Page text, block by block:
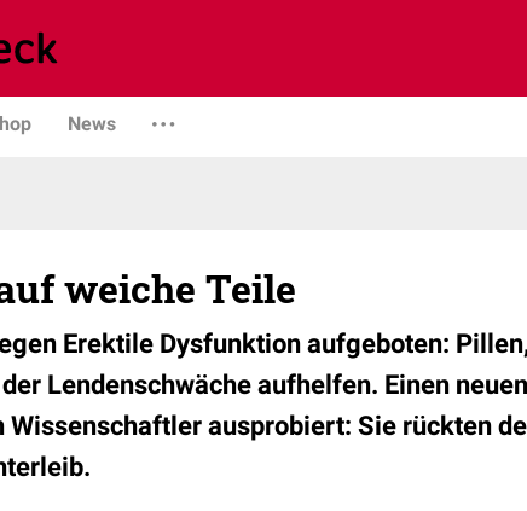
News
weiche Teile
Erektile Dysfunktion aufgeboten:
Lendenschwäche aufhelfen. Einen neuen
Wissenschaftler ausprobiert: Sie rückten